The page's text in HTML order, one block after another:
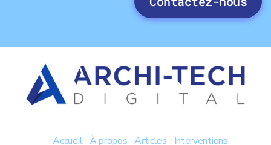
Accueil À propos Articles Interventions